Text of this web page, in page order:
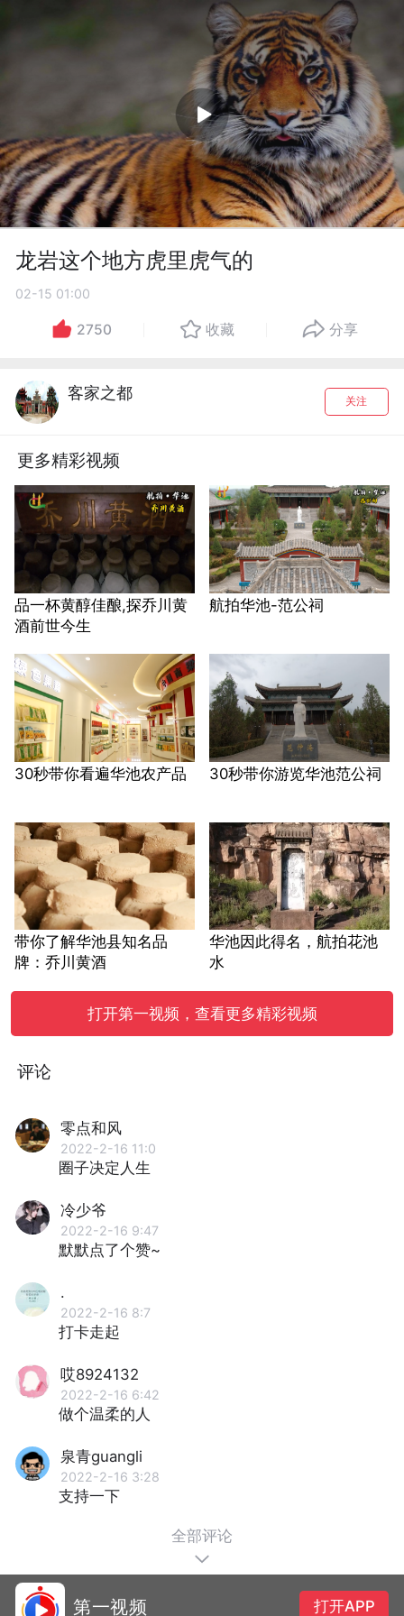
龙岩这个地方虎里虎气的
02-15 01:00
2750 收藏 分享
客家之都 关注
更多精彩视频
品一杯黄醇佳酿,探乔川黄
酒前世今生
航拍华池-范公祠
30秒带你看遍华池农产品 30秒带你游览华池范公祠
带你了解华池县知名品
牌：乔川黄酒
华池因此得名，航拍花池
水
打开第一视频，查看更多精彩视频
评论
零点和风
2022-2-16 11:0
圈子决定人生
冷少爷
2022-2-16 9:47
默默点了个赞~
.
2022-2-16 8:7
打卡走起
哎8924132
2022-2-16 6:42
做个温柔的人
泉青guangli
2022-2-16 3:28
支持一下
全部评论
第一视频 打开APP